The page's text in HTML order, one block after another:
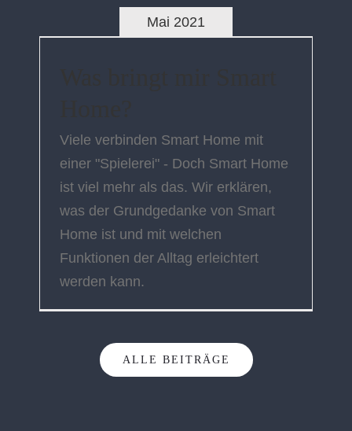
Mai 2021
Viele verbinden Smart Home mit
einer "Spielerei" - Doch Smart Home
ist viel mehr als das. Wir erklären,
was der Grundgedanke von Smart
Home ist und mit welchen
Funktionen der Alltag erleichtert
werden kann.
ALLE BEITRÄGE